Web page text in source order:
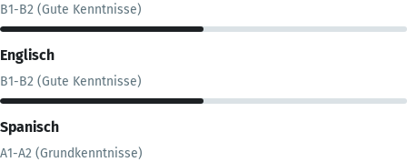
B1-B2 (Gute Kenntnisse)
Englisch
B1-B2 (Gute Kenntnisse)
Spanisch
A1-A2 (Grundkenntnisse)